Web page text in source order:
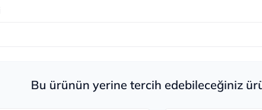
Bu ürünün yerine tercih edebileceğiniz